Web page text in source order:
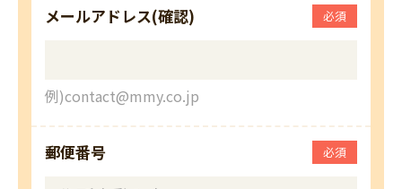
メールアドレス(確認) 必須
例)contact@mmy.co.jp
郵便番号 必須